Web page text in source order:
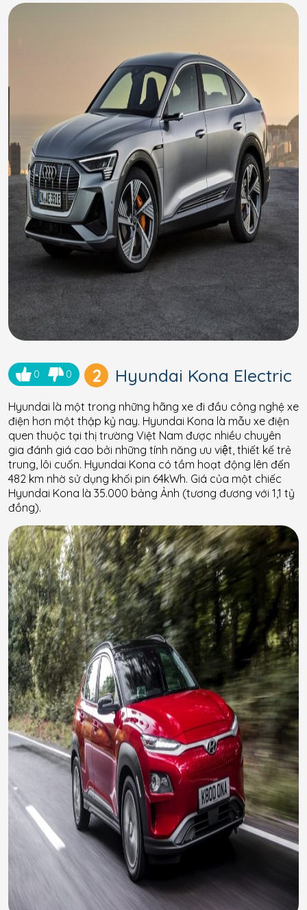
0 0 2 Hyundai Kona Electric
Hyundai là một trong những hãng xe đi đầu công nghệ xe
điện hơn một thập kỷ nay. Hyundai Kona là mẫu xe điện
quen thuộc tại thị trường Việt Nam được nhiều chuyên
gia đánh giá cao bởi những tính năng ưu việt, thiết kế trẻ
trung, lôi cuốn. Hyundai Kona có tầm hoạt động lên đến
482 km nhờ sử dụng khối pin 64kWh. Giá của một chiếc
Hyundai Kona là 35.000 bảng Ảnh (tương đương với 1,1 tỷ
đồng).